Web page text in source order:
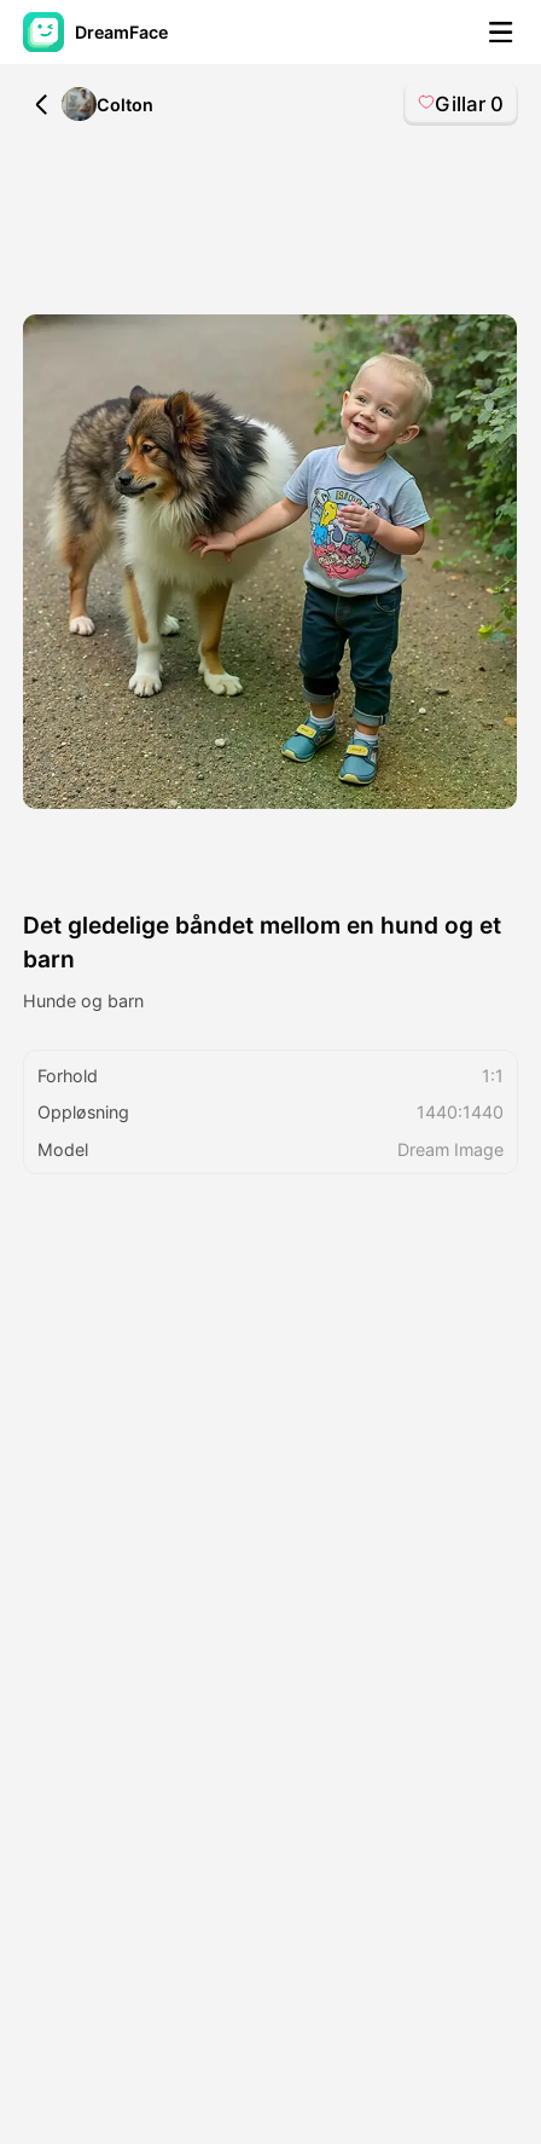
DreamFace
AI-verktøy
▼
Se alle verktøy
Maler
Avatar Video
▼
AI Video ▼
Foto ▼
Andre verktøy ▼
Galleri
Priser
All
Colton Gillar 0
Det gledelige båndet mellom en hund og et
barn
Hunde og barn
Forhold
1:1
Oppløsning
1440:1440
Model
Dream Image